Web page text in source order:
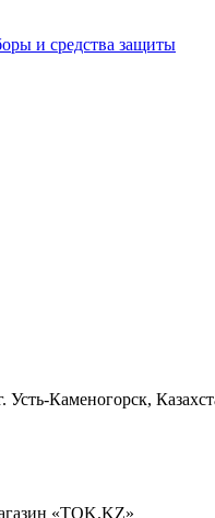
и средства защиты
Каменогорск,
«TOK.KZ»